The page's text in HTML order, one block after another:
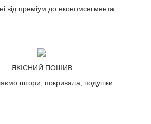
від преміум до економсегмента
ЯКІСНИЙ ПОШИВ
штори, покривала, подушки